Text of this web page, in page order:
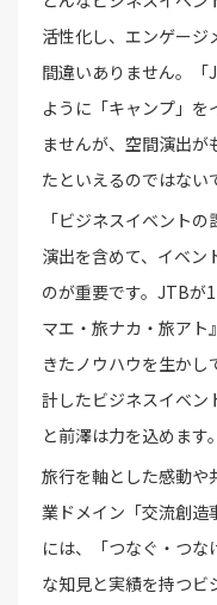
活性化し、エンゲー
間違いありません。
ように「キャンプ」を
ませんが、空間演出
たといえるのではない
「ビジネスイベント
演出を含めて、イベン
のが重要です。JTBが
マエ・旅ナカ・旅アト
きたノウハウを生か
計したビジネスイベン
と前澤は力を込めます。
旅行を軸とした感動や
業ドメイン「交流創造
には、「つなぐ・つな
な知見と実績を持つビ